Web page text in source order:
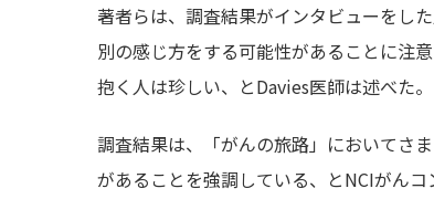
著者らは、調査結果がインタビューをし
別の感じ方をする可能性があることに注
抱く人は珍しい、とDavies医師は述べた。
調査結果は、「がんの旅路」においてさ
があることを強調している、とNCIがん